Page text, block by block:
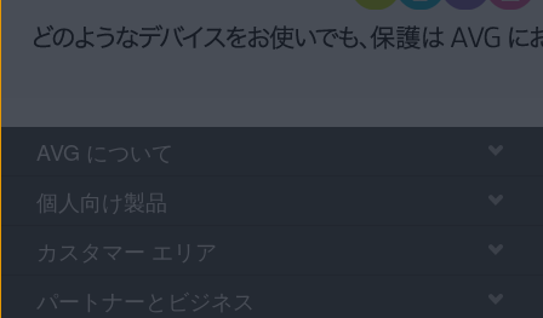
AVG について
個人向け製品
カスタマー エリア
パートナーとビジネス